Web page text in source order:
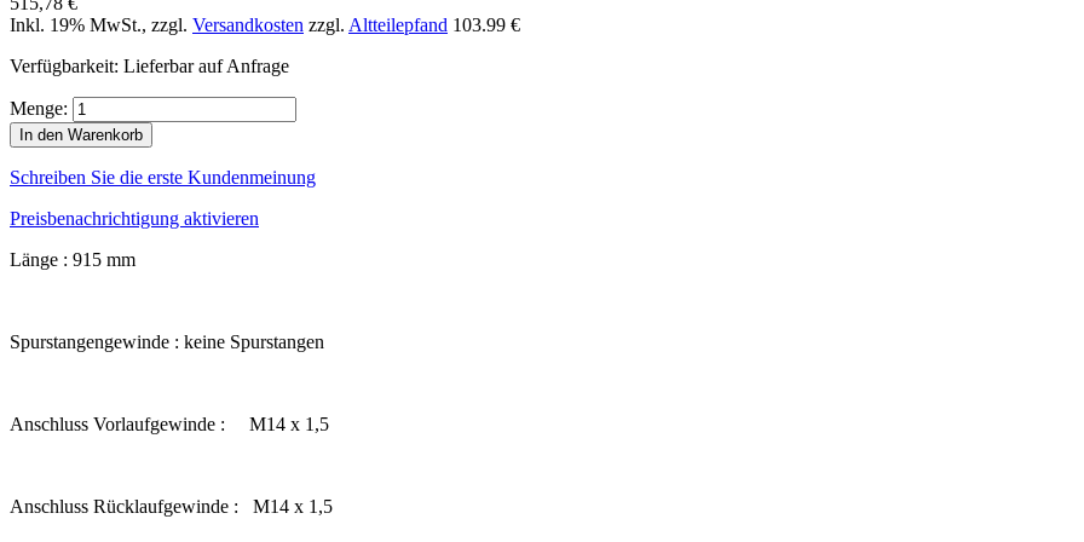
Inkl. 19% MwSt., zzgl. Versandkosten zzgl. Altteilepfand 103.99 €
Verfügbarkeit: Lieferbar auf Anfrage
Menge:
In den Warenkorb
Schreiben Sie die erste Kundenmeinung
Preisbenachrichtigung aktivieren
Länge : 915 mm
Spurstangengewinde : keine Spurstangen
Anschluss Vorlaufgewinde : M14 x 1,5
Anschluss Rücklaufgewinde : M14 x 1,5